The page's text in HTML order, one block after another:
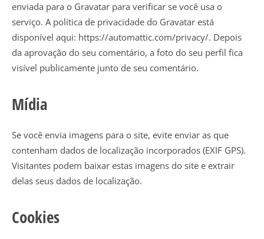
enviada para o Gravatar para verificar se você usa o
serviço. A política de privacidade do Gravatar está
disponível aqui: https://automattic.com/privacy/. Depois
da aprovação do seu comentário, a foto do seu perfil fica
visível publicamente junto de seu comentário.
Mídia
Se você envia imagens para o site, evite enviar as que
contenham dados de localização incorporados (EXIF GPS).
Visitantes podem baixar estas imagens do site e extrair
delas seus dados de localização.
Cookies